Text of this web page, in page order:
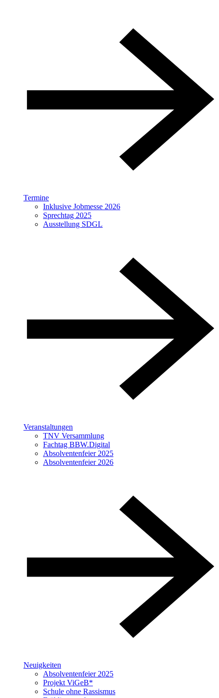
Termine
Inklusive Jobmesse 2026
Sprechtag 2025
Ausstellung SDGL
Veranstaltungen
TNV Versammlung
Fachtag BBW.Digital
Absolventenfeier 2025
Absolventenfeier 2026
Neuigkeiten
Absolventenfeier 2025
Projekt ViGeB*
Schule ohne Rassismus